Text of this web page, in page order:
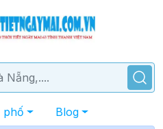
phố Blog